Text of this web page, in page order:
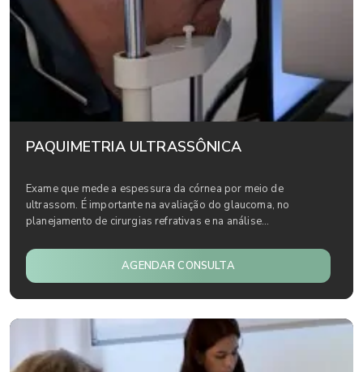
PAQUIMETRIA ULTRASSÔNICA
Exame que mede a espessura da córnea por meio de
ultrassom. É importante na avaliação do glaucoma, no
planejamento de cirurgias refrativas e na análise...
AGENDAR CONSULTA